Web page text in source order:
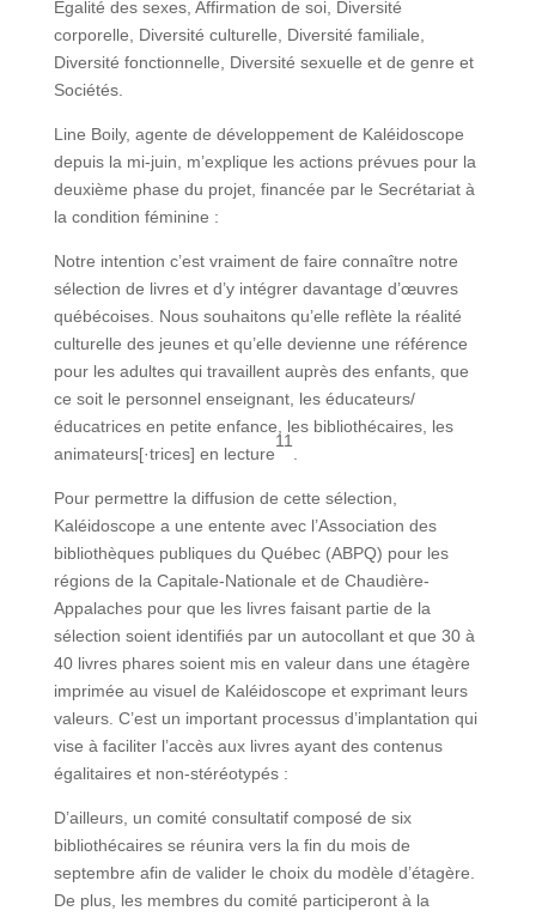
Égalité des sexes, Affirmation de soi, Diversité
corporelle, Diversité culturelle, Diversité familiale,
Diversité fonctionnelle, Diversité sexuelle et de genre et
Sociétés.
Line Boily, agente de développement de Kaléidoscope
depuis la mi-juin, m’explique les actions prévues pour la
deuxième phase du projet, financée par le Secrétariat à
la condition féminine :
Notre intention c’est vraiment de faire connaître notre
sélection de livres et d’y intégrer davantage d’œuvres
québécoises. Nous souhaitons qu’elle reflète la réalité
culturelle des jeunes et qu’elle devienne une référence
pour les adultes qui travaillent auprès des enfants, que
ce soit le personnel enseignant, les éducateurs/
éducatrices en petite enfance, les bibliothécaires, les
animateurs[·trices] en lecture
11
Pour permettre la diffusion de cette sélection,
Kaléidoscope a une entente avec l’Association des
bibliothèques publiques du Québec (ABPQ) pour les
régions de la Capitale-Nationale et de Chaudière-
Appalaches pour que les livres faisant partie de la
sélection soient identifiés par un autocollant et que 30 à
40 livres phares soient mis en valeur dans une étagère
imprimée au visuel de Kaléidoscope et exprimant leurs
valeurs. C’est un important processus d’implantation qui
vise à faciliter l’accès aux livres ayant des contenus
égalitaires et non-stéréotypés :
D’ailleurs, un comité consultatif composé de six
bibliothécaires se réunira vers la fin du mois de
septembre afin de valider le choix du modèle d’étagère.
De plus, les membres du comité participeront à la